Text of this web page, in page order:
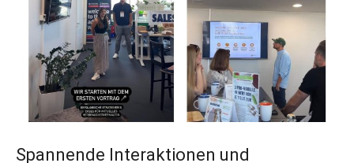
Spannende Interaktionen und